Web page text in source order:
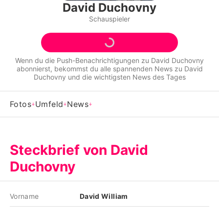
Alle Themen auf Promiflash
Jobs
App runterladen
Team
Impressum
Nutzungsbedingungen
Utiq verwalten
David Duchovny
Schauspieler
Wenn du die Push-Benachrichtigungen zu David Duchovny
abonnierst, bekommst du alle spannenden News zu David
Duchovny und die wichtigsten News des Tages
Fotos Umfeld News
Steckbrief von David
Duchovny
Vorname David William